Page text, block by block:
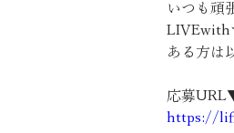
いつも頑
LIVEwith
ある方は
応募
https://